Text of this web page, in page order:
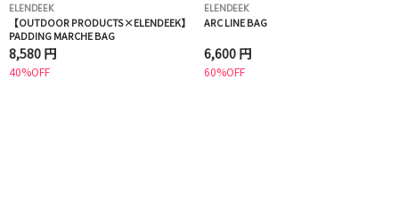
ELENDEEK
【OUTDOOR PRODUCTS×ELENDEEK】
PADDING MARCHE BAG
8,580 円
40%OFF
ELENDEEK
ARC LINE BAG
6,600 円
60%OFF